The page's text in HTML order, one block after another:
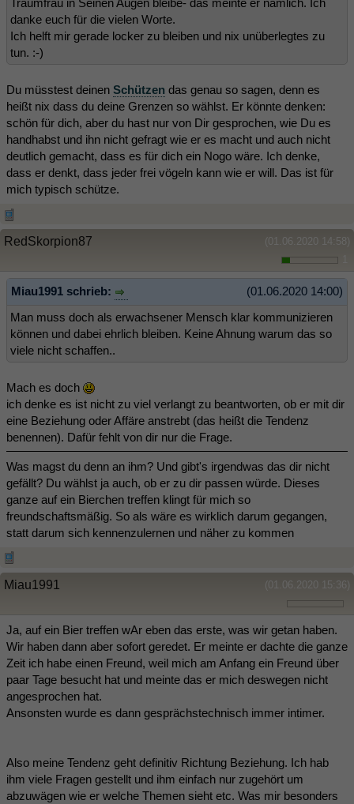
Traumfrau in Seinen Augen bleibe- das meinte er nämlich. Ich
danke euch für die vielen Worte.
Ich helft mir gerade locker zu bleiben und nix unüberlegtes zu
tun. :-)
Du müsstest deinen Schützen das genau so sagen, denn es
heißt nix dass du deine Grenzen so wählst. Er könnte denken:
schön für dich, aber du hast nur von Dir gesprochen, wie Du es
handhabst und ihn nicht gefragt wie er es macht und auch nicht
deutlich gemacht, dass es für dich ein Nogo wäre. Ich denke,
dass er denkt, dass jeder frei vögeln kann wie er will. Das ist für
mich typisch schütze.
(01.06.2020 14:58)
RedSkorpion87
(01.06.2020 14:00)
Miau1991 schrieb:
Man muss doch als erwachsener Mensch klar kommunizieren
können und dabei ehrlich bleiben. Keine Ahnung warum das so
viele nicht schaffen..
Mach es doch
ich denke es ist nicht zu viel verlangt zu beantworten, ob er mit dir
eine Beziehung oder Affäre anstrebt (das heißt die Tendenz
benennen). Dafür fehlt von dir nur die Frage.
Was magst du denn an ihm? Und gibt's irgendwas das dir nicht
gefällt? Du wählst ja auch, ob er zu dir passen würde. Dieses
ganze auf ein Bierchen treffen klingt für mich so
freundschaftsmäßig. So als wäre es wirklich darum gegangen,
statt darum sich kennenzulernen und näher zu kommen
(01.06.2020 15:36)
Miau1991
Ja, auf ein Bier treffen wAr eben das erste, was wir getan haben.
Wir haben dann aber sofort geredet. Er meinte er dachte die ganze
Zeit ich habe einen Freund, weil mich am Anfang ein Freund über
paar Tage besucht hat und meinte das er mich deswegen nicht
angesprochen hat.
Ansonsten wurde es dann gesprächstechnisch immer intimer.
Also meine Tendenz geht definitiv Richtung Beziehung. Ich hab
ihm viele Fragen gestellt und ihm einfach nur zugehört um
abzuwägen wie er welche Themen sieht etc. Was mir besonders